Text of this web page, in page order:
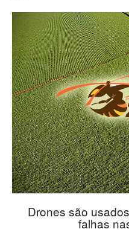
Drones são
falhas